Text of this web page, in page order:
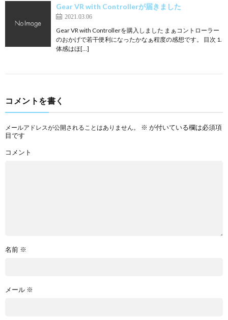
Gear VR with Controllerが届きました
2021.03.06
Gear VR with Controllerを購入しました まぁコントローラー
のおかげで若干便利になったかなぁ程度の感想です。 目次 1.
体感はほ[…]
コメントを書く
メールアドレスが公開されることはありません。 ※ が付いている欄は必須項
目です
コメント
名前 ※
メール ※